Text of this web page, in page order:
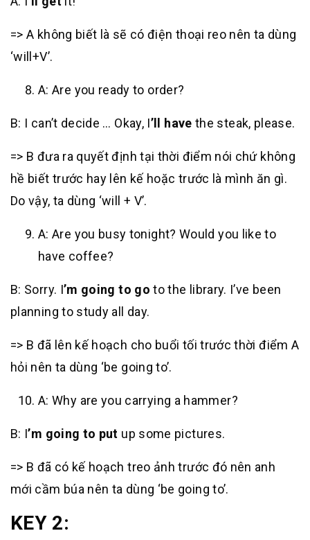
=> A không biết là sẽ có điện thoại reo nên ta dùng
‘will+V’.
A: Are you ready to order?
B: I can’t decide … Okay, I’ll have the steak, please.
=> B đưa ra quyết định tại thời điểm nói chứ không
hề biết trước hay lên kế hoặc trước là mình ăn gì.
Do vậy, ta dùng ‘will + V’.
A: Are you busy tonight? Would you like to
have coffee?
B: Sorry. I’m going to go to the library. I’ve been
planning to study all day.
=> B đã lên kế hoạch cho buổi tối trước thời điểm A
hỏi nên ta dùng ‘be going to’.
A: Why are you carrying a hammer?
B: I’m going to put up some pictures.
=> B đã có kế hoạch treo ảnh trước đó nên anh
mới cầm búa nên ta dùng ‘be going to’.
KEY 2: